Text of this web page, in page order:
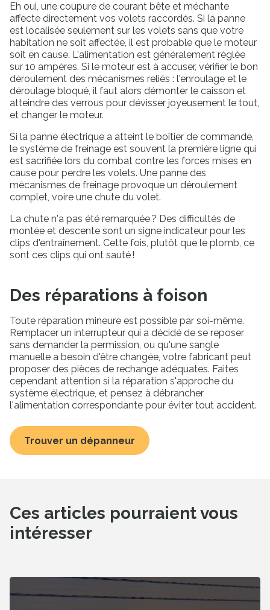
Eh oui, une coupure de courant bête et méchante
affecte directement vos volets raccordés. Si la panne
est localisée seulement sur les volets sans que votre
habitation ne soit affectée, il est probable que le moteur
soit en cause. L'alimentation est généralement réglée
sur 10 ampères. Si le moteur est à accuser, vérifier le bon
déroulement des mécanismes reliés : l'enroulage et le
déroulage bloqué, il faut alors démonter le caisson et
atteindre des verrous pour dévisser joyeusement le tout,
et changer le moteur.
Si la panne électrique a atteint le boîtier de commande,
le système de freinage est souvent la première ligne qui
est sacrifiée lors du combat contre les forces mises en
cause pour perdre les volets. Une panne des
mécanismes de freinage provoque un déroulement
complet, voire une chute du volet.
La chute n'a pas été remarquée ? Des difficultés de
montée et descente sont un signe indicateur pour les
clips d'entraînement. Cette fois, plutôt que le plomb, ce
sont ces clips qui ont sauté !
Des réparations à foison
Toute réparation mineure est possible par soi-même.
Remplacer un interrupteur qui a décidé de se reposer
sans demander la permission, ou qu'une sangle
manuelle a besoin d'être changée, votre fabricant peut
proposer des pièces de rechange adéquates. Faites
cependant attention si la réparation s'approche du
système électrique, et pensez à débrancher
l'alimentation correspondante pour éviter tout accident.
Trouver un dépanneur
Ces articles pourraient vous
intéresser